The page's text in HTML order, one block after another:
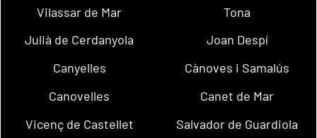
Vilassar de Mar
Tona
Julià de Cerdanyola
Joan Despí
Canyelles
Cànoves i Samalús
Canovelles
Canet de Mar
Vicenç de Castellet
Salvador de Guardiola